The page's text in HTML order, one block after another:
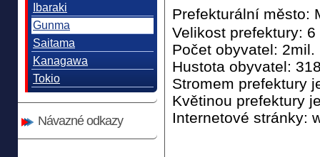
Ibaraki
Gunma
Saitama
Kanagawa
Tokio
Návazné odkazy
Prefekturální město:
Velikost prefektury: 6
Počet obyvatel: 2mil.
Hustota obyvatel:
Stromem prefektury
Květinou prefektury
Internetové stránky: